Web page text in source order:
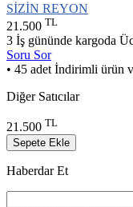
SİZİN REYON
21.500 TL
3 İş gününde kargoda
Soru Sor
• 45 adet İndirimli ürün
Diğer Satıcılar
21.500 TL
Sepete Ekle
Haberdar Et